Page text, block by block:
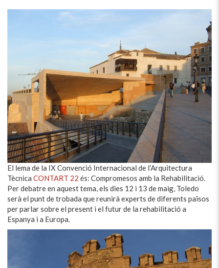
El lema de la IX Convenció Internacional de l’Arquitectura
Tècnica CONTART 22 és: Compromesos amb la Rehabilitació.
Per debatre en aquest tema, els dies 12 i 13 de maig, Toledo
serà el punt de trobada que reunirà experts de diferents països
per parlar sobre el present i el futur de la rehabilitació a
Espanya i a Europa.